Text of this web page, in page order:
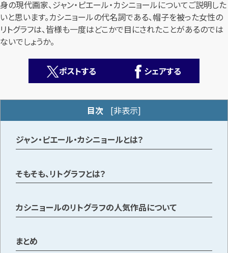
最短1分！今すぐ査定金額をお伝えいたします
まずはお電話で無料査定
メールで無料相談する
身の現代画家、ジャン・ピエール・カシニョールについてご説明した
いと思います。カシニョールの代名詞である、帽子を被った女性の
リトグラフは、皆様も一度はどこかで目にされたことがあるのでは
ないでしょうか。
ポストする シェアする
目次 [非表示]
ジャン・ピエール・カシニョールとは？
そもそも、リトグラフとは？
カシニョールのリトグラフの人気作品について
まとめ